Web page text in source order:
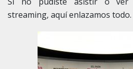
streaming, aquí enlazamos todo.